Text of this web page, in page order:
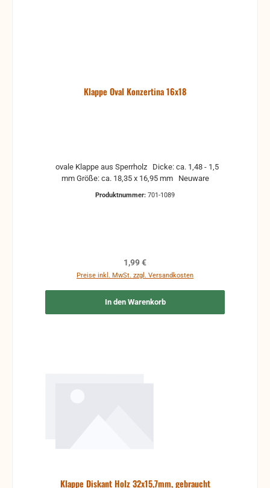
Klappe Oval Konzertina 16x18
mm Größe: ca. 18,35 x 16,95 mm Neuware
Produktnummer: 701-1089
Regulärer Preis:
1,99 €
Preise inkl. MwSt. zzgl. Versandkosten
In den Warenkorb
Klappe Diskant Holz 32x15,7mm, gebraucht